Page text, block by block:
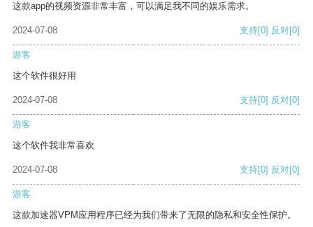
这款app的视频资源非常丰富，可以满足我不同的娱乐需求。
2024-07-08 支持[0] 反对[0]
游客
这个软件很好用
2024-07-08 支持[0] 反对[0]
游客
这个软件我非常喜欢
2024-07-08 支持[0] 反对[0]
游客
这款加速器VPM应用程序已经为我们带来了无限的隐私和安全性保护。